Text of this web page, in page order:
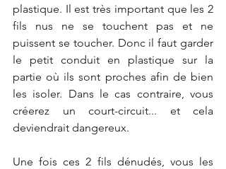
plastique. Il est très important que les 2
fils nus ne se touchent pas et ne
puissent se toucher. Donc il faut garder
le petit conduit en plastique sur la
partie où ils sont proches afin de bien
les isoler. Dans le cas contraire, vous
créerez un court-circuit... et cela
deviendrait dangereux.
Une fois ces 2 fils dénudés, vous les